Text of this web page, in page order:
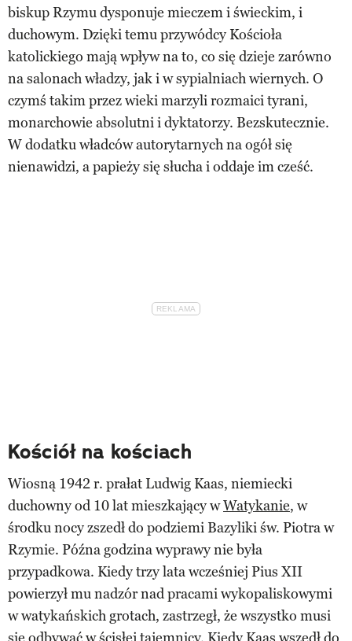
biskup Rzymu dysponuje mieczem i świeckim, i
duchowym. Dzięki temu przywódcy Kościoła
katolickiego mają wpływ na to, co się dzieje zarówno
na salonach władzy, jak i w sypialniach wiernych. O
czymś takim przez wieki marzyli rozmaici tyrani,
monarchowie absolutni i dyktatorzy. Bezskutecznie.
W dodatku władców autorytarnych na ogół się
nienawidzi, a papieży się słucha i oddaje im cześć.
Kościół na kościach
Wiosną 1942 r. prałat Ludwig Kaas, niemiecki
duchowny od 10 lat mieszkający wWatykanie, w
środku nocy zszedł do podziemi Bazyliki św. Piotra w
Rzymie. Późna godzina wyprawy nie była
przypadkowa. Kiedy trzy lata wcześniej Pius XII
powierzył mu nadzór nad pracami wykopaliskowymi
w watykańskich grotach, zastrzegł, że wszystko musi